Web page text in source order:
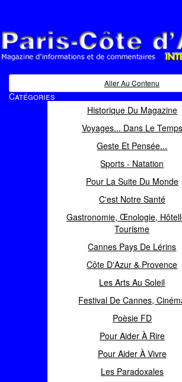
Magazine d'informations et de commentaires
Aller Au Contenu
Catégories
Historique Du Magazine
Voyages... Dans Le Temps
Geste Et Pensée...
Sports - Natation
Pour La Suite Du Monde
C'est Notre Santé
Gastronomie, Œnologie,
Tourisme
Cannes Pays De Lérins
Côte D'Azur & Provence
Les Arts Au Soleil
Festival De Cannes,
Poèsie FD
Pour Aider À Rire
Pour Aider À Vivre
Les Paradoxales